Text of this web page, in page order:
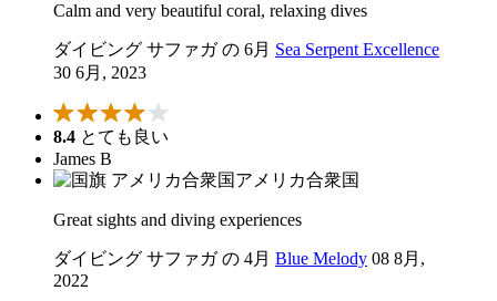
Calm and very beautiful coral, relaxing dives
ダイビング サファガ の 6月 Sea Serpent Excellence
30 6月, 2023
8.4 とても良い
James B
アメリカ合衆国
Great sights and diving experiences
ダイビング サファガ の 4月 Blue Melody 08 8月,
2022